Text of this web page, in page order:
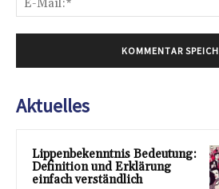
Aktuelles
Lippenbekenntnis Bedeutung:
Definition und Erklärung
einfach verständlich